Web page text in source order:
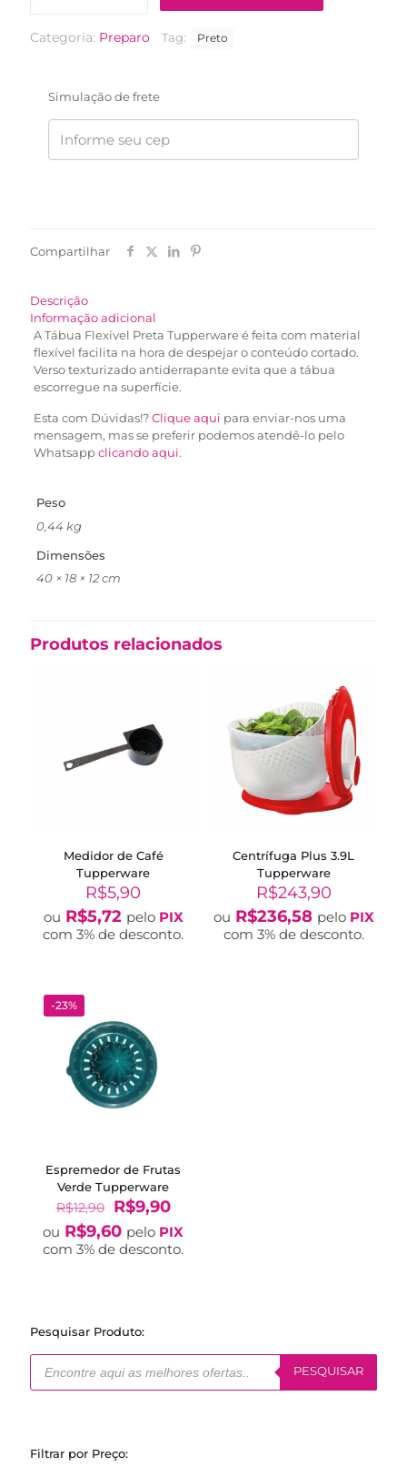
quantidade
Categoria: Preparo Tag: Preto
Simulação de frete
Compartilhar
Descrição
Informação adicional
A Tábua Flexível Preta Tupperware é feita com material
flexível facilita na hora de despejar o conteúdo cortado.
Verso texturizado antiderrapante evita que a tábua
escorregue na superfície.
Esta com Dúvidas!?Clique aqui para enviar-nos uma
mensagem, mas se preferir podemos atendê-lo pelo
Whatsappclicando aqui.
Peso
0,44 kg
Dimensões
40 × 18 × 12 cm
Produtos relacionados
Medidor de Café
Tupperware
R$5,90
ou R$5,72 pelo PIX
com 3% de desconto.
Centrífuga Plus 3.9L
Tupperware
R$243,90
ou R$236,58 pelo PIX
com 3% de desconto.
-23%
Espremedor de Frutas
Verde Tupperware
R$12,90
O
preço
original
era:
R$9,90O
preço
atual
é:
ou R$9,60 pelo PIX
com 3% de desconto.
Pesquisar Produto:
Pesquisar
produtos
PESQUISAR
Filtrar por Preço: